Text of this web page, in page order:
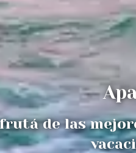
de las